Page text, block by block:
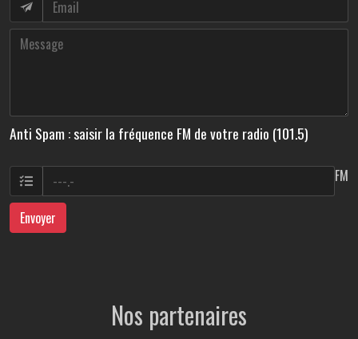
Anti Spam : saisir la fréquence FM de votre radio (101.5)
FM
Envoyer
Nos partenaires